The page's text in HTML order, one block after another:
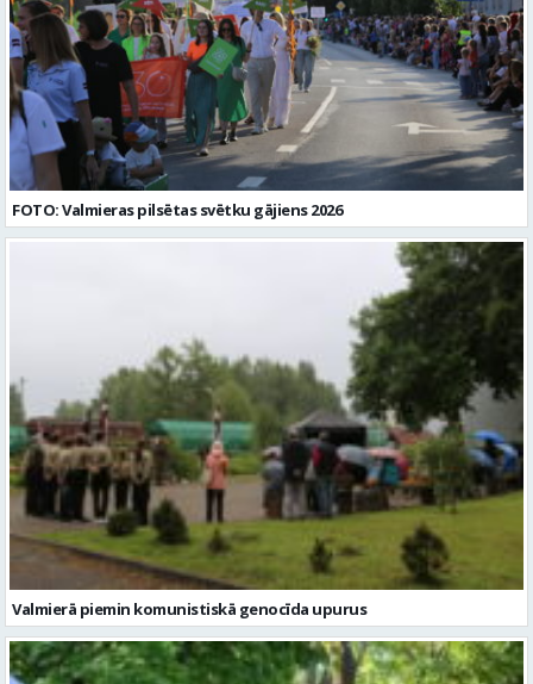
FOTO: Valmieras pilsētas svētku gājiens 2026
Valmierā piemin komunistiskā genocīda upurus